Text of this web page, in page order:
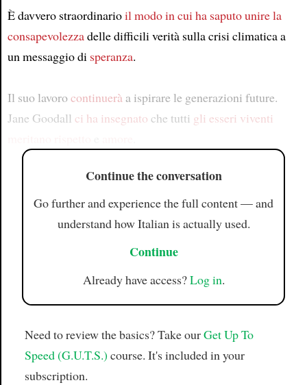
È davvero straordinarioil modo in cui ha saputo unirela
consapevolezzadelle difficili verità sulla crisi climatica a
un messaggio di speranza.
Il suo lavorocontinueràa ispirare le generazioni future.
Jane Goodall ci ha insegnato che tutti gli esseri viventi
Continue the conversation
Go further and experience the full content — and
understand how Italian is actually used.
Continue
Already have access?Log in.
Need to review the basics? Take ourGet Up To
Speed (G.U.T.S.) course. It's included in your
subscription.